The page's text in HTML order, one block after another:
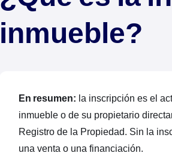
inmueble?
En resumen: la inscripción es el
inmueble o de su propietario
Registro de la Propiedad. Sin la
una venta o una financiación.